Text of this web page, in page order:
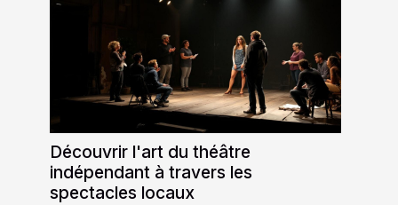
Découvrir l'art du théâtre
indépendant à travers les
spectacles locaux